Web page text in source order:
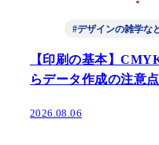
#デザインの雑学な
【印刷の基本】
らデータ作成の注意
2026.08.06